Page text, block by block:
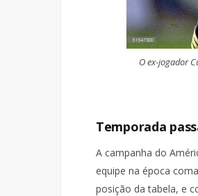
O ex-jogador
Temporada
A campanha do
equipe na época
posição da tabela, e